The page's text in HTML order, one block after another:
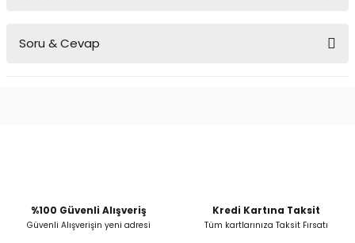
konularda yetersiz gördüğünüz noktaları öneri formunu kullanarak
Bu ürüne benzer farklı alternatifler olmalı.
Soru & Cevap
%100 Güvenli Alışveriş
Güvenli Alışverişin yeni adresi
Kredi Kartına Taksit
Tüm kartlarınıza Taksit Fırsatı